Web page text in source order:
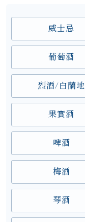
威士忌
葡萄酒
烈酒/白蘭地
果實酒
啤酒
梅酒
琴酒